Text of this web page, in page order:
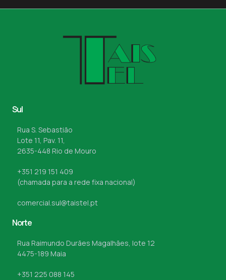
Sul
Rua S. Sebastião
Lote 11, Pav. 11,
2635-448 Rio de Mouro
+351 219 151 409
(chamada para a rede fixa nacional)
comercial.sul@taistel.pt
Norte
Rua Raimundo Durães Magalhães, lote 12
4475-189 Maia
+351 225 088 145